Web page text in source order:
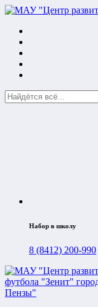
Набор в школу
8 (8412) 200-990